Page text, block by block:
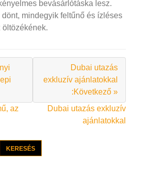
bevásárlótáska lesz.
mindegyik feltűnő és ízléses
öltözékének.
Dubai utazás
exkluzív ajánlatokkal
:Következő »
az
Dubai utazás exkluzív
ajánlatokkal